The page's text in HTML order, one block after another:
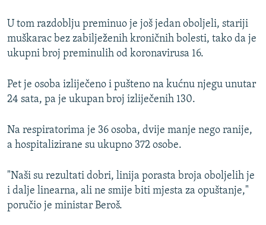
TRI DECENIJE OD RATA U BIH
SVE KARTE DEJTONA
U tom razdoblju preminuo je još jedan oboljeli, stariji
muškarac bez zabilježenih kroničnih bolesti, tako da je
ukupni broj preminulih od koronavirusa 16.
Pet je osoba izliječeno i pušteno na kućnu njegu unutar
24 sata, pa je ukupan broj izliječenih 130.
Na respiratorima je 36 osoba, dvije manje nego ranije,
a hospitalizirane su ukupno 372 osobe.
"Naši su rezultati dobri, linija porasta broja oboljelih je
i dalje linearna, ali ne smije biti mjesta za opuštanje,"
poručio je ministar Beroš.